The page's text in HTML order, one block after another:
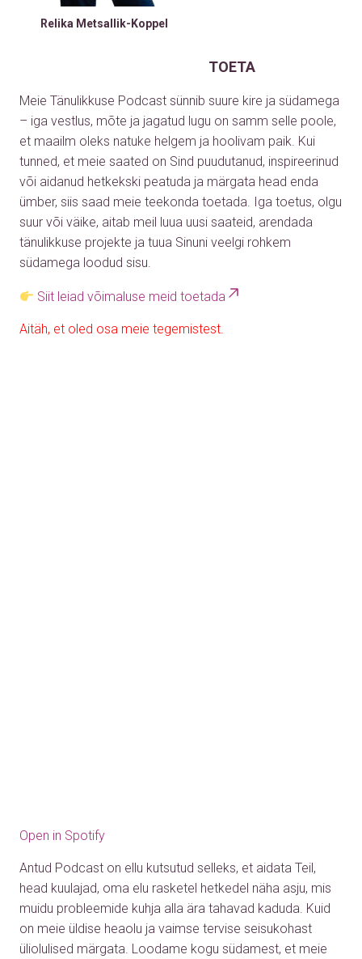
Relika Metsallik-Koppel
TOETA
Meie Tänulikkuse Podcast sünnib suure kire ja südamega
– iga vestlus, mõte ja jagatud lugu on samm selle poole,
et maailm oleks natuke helgem ja hoolivam paik. Kui
tunned, et meie saated on Sind puudutanud, inspireerinud
või aidanud hetkekski peatuda ja märgata head enda
ümber, siis saad meie teekonda toetada. Iga toetus, olgu
suur või väike, aitab meil luua uusi saateid, arendada
tänulikkuse projekte ja tuua Sinuni veelgi rohkem
südamega loodud sisu.
Siit leiad võimaluse meid toetada
Aitäh, et oled osa meie tegemistest.
Open in Spotify
Antud Podcast on ellu kutsutud selleks, et aidata Teil,
head kuulajad, oma elu rasketel hetkedel näha asju, mis
muidu probleemide kuhja alla ära tahavad kaduda. Kuid
on meie üldise heaolu ja vaimse tervise seisukohast
üliolulised märgata. Loodame kogu südamest, et meie